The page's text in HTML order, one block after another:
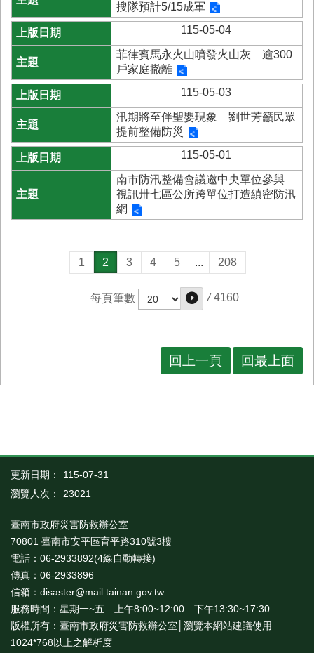
搜隊預計5/15成軍
115-05-04
菲律賓馬永火山噴發火山灰 逾300
戶家庭撤離
115-05-03
汛期將至伴聖嬰現象 劉世芳籲民眾
提前整備防災
115-05-01
南市防汛整備會議邀中央單位參與
視訊卅七區公所跨單位打造縝密防汛
網
1 2 3 4 5 ... 208
每頁筆數 / 4160
回上一頁 回最上面
更新日期：
115-07-31
瀏覽人次：
23021
臺南市政府災害防救辦公室
70801 臺南市安平區育平路310號3樓
電話：06-2933892(4線自動轉接)
傳真：06-2933896
信箱：disaster@mail.tainan.gov.tw
服務時間：星期一~五 上午8:00~12:00 下午13:30~17:30
版權所有：臺南市政府災害防救辦公室│瀏覽本網站建議使用
1024*768以上之解析度